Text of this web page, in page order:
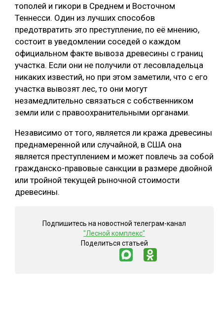
тополей и гикори в Среднем и Восточном
Теннесси. Один из лучших способов
предотвратить это преступление, по её мнению,
состоит в уведомлении соседей о каждом
официальном факте вывоза древесины с границ
участка. Если они не получили от лесовладельца
никаких известий, но при этом заметили, что с его
участка вывозят лес, то они могут
незамедлительно связаться с собственником
земли или с правоохранительными органами.
Независимо от того, является ли кража древесины
преднамеренной или случайной, в США она
является преступлением и может повлечь за собой
гражданско-правовые санкции в размере двойной
или тройной текущей рыночной стоимости
древесины.
Подпишитесь на новостной телеграм-канал
"Лесной комплекс"
Поделиться статьей